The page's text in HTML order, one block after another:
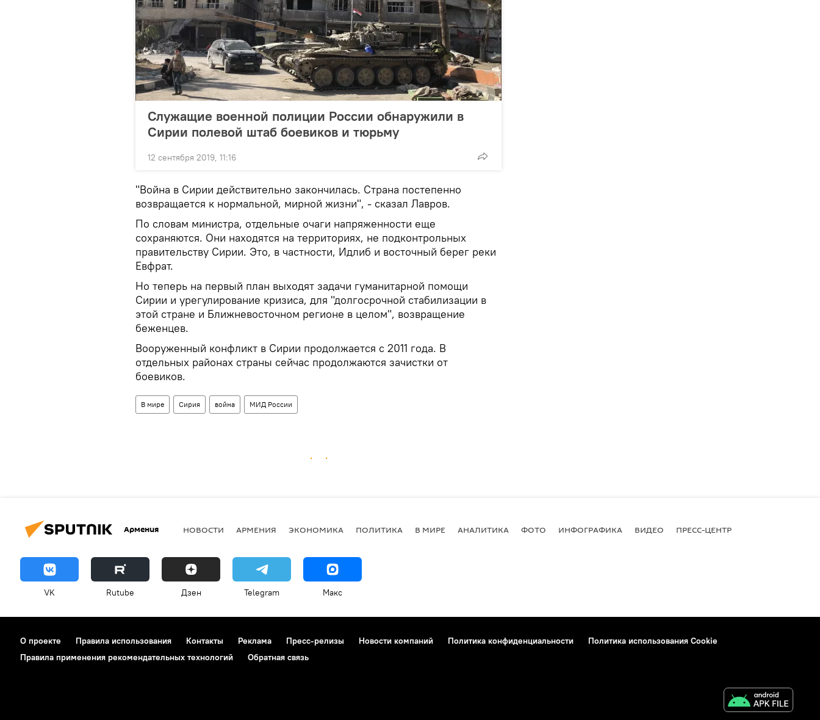
Служащие военной полиции России обнаружили в
Сирии полевой штаб боевиков и тюрьму
12 сентября 2019, 11:16
"Война в Сирии действительно закончилась. Страна постепенно
возвращается к нормальной, мирной жизни", - сказал Лавров.
По словам министра, отдельные очаги напряженности еще
сохраняются. Они находятся на территориях, не подконтрольных
правительству Сирии. Это, в частности, Идлиб и восточный берег реки
Евфрат.
Но теперь на первый план выходят задачи гуманитарной помощи
Сирии и урегулирование кризиса, для "долгосрочной стабилизации в
этой стране и Ближневосточном регионе в целом", возвращение
беженцев.
Вооруженный конфликт в Сирии продолжается с 2011 года. В
отдельных районах страны сейчас продолжаются зачистки от
боевиков.
В мире Сирия война МИД России
Армения НОВОСТИ АРМЕНИЯ ЭКОНОМИКА ПОЛИТИКА В МИРЕ АНАЛИТИКА ФОТО ИНФОГРАФИКА ВИДЕО ПРЕСС-ЦЕНТР
VK Rutube Дзен Telegram Макс
О проекте Правила использования Контакты Реклама Пресс-релизы Новости компаний Политика конфиденциальности
Политика использования Cookie
Правила применения рекомендательных технологий
Обратная связь